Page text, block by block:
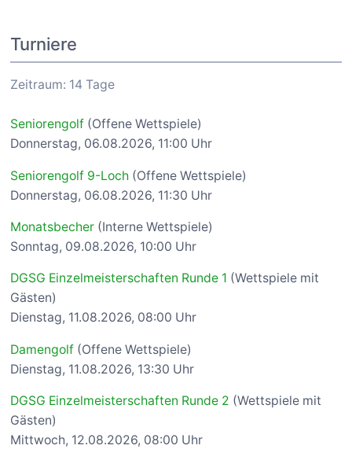
Turniere
Zeitraum: 14 Tage
Seniorengolf (Offene Wettspiele)
Donnerstag, 06.08.2026, 11:00 Uhr
Seniorengolf 9-Loch (Offene Wettspiele)
Donnerstag, 06.08.2026, 11:30 Uhr
Monatsbecher (Interne Wettspiele)
Sonntag, 09.08.2026, 10:00 Uhr
DGSG Einzelmeisterschaften Runde 1 (Wettspiele mit
Gästen)
Dienstag, 11.08.2026, 08:00 Uhr
Damengolf (Offene Wettspiele)
Dienstag, 11.08.2026, 13:30 Uhr
DGSG Einzelmeisterschaften Runde 2 (Wettspiele mit
Gästen)
Mittwoch, 12.08.2026, 08:00 Uhr